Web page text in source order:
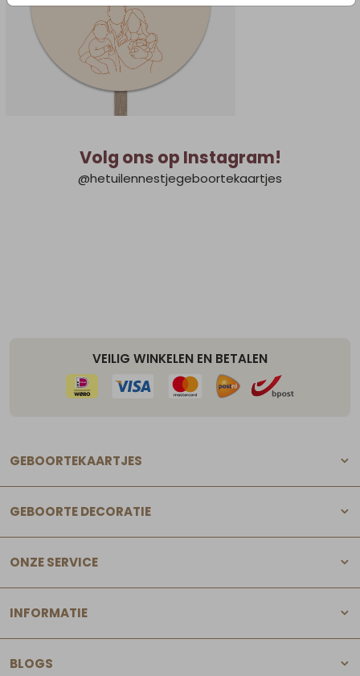
Volg ons op Instagram!
@hetuilennestjegeboortekaartjes
VEILIG WINKELEN EN BETALEN
GEBOORTEKAARTJES
GEBOORTE DECORATIE
ONZE SERVICE
INFORMATIE
BLOGS